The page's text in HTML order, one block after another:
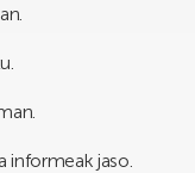
informeak jaso.